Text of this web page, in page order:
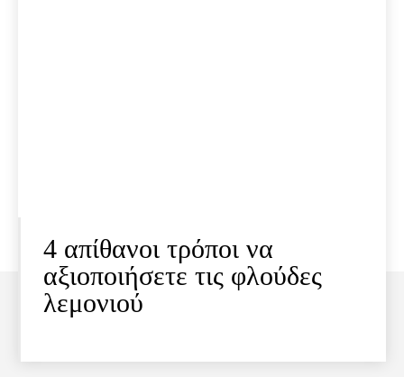
4 απίθανοι τρόποι να
αξιοποιήσετε τις φλούδες
λεμονιού